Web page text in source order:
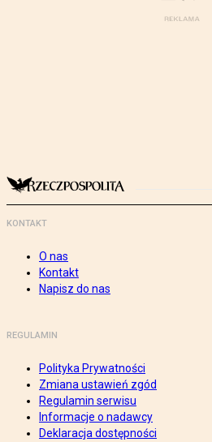
KONTAKT
O nas
Kontakt
Napisz do nas
REGULAMIN
Polityka Prywatności
Zmiana ustawień zgód
Regulamin serwisu
Informacje o nadawcy
Deklaracja dostępności